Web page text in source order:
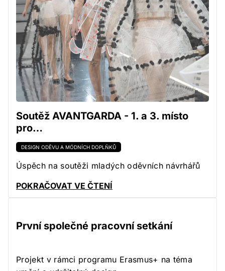
Soutěž AVANTGARDA - 1. a 3. místo
pro…
DESIGN ODĚVU A MÓDNÍCH DOPLŇKŮ
Úspěch na soutěži mladých oděvních návrhářů
POKRAČOVAT VE ČTENÍ
První společné pracovní setkání
Projekt v rámci programu Erasmus+ na téma